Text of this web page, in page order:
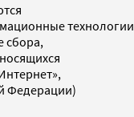
технологии
сбора,
Федерации)